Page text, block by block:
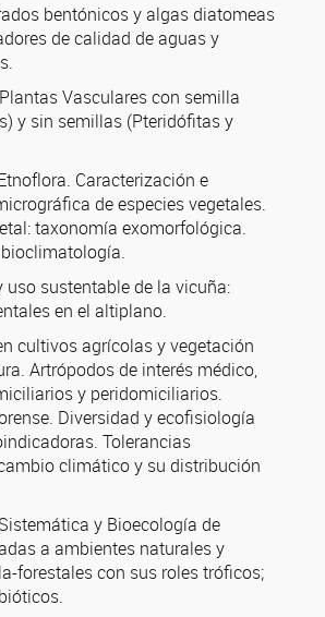
bentónicos y algas diatomeas
de calidad de aguas y
Vasculares con semilla
y sin semillas (Pteridófitas y
Caracterización e
de especies vegetales.
taxonomía exomorfológica.
uso sustentable de la vicuña:
en el altiplano.
cultivos agrícolas y vegetación
Artrópodos de interés médico,
y peridomiciliarios.
Diversidad y ecofisiología
Tolerancias
climático y su distribución
y Bioecología de
a ambientes naturales y
forestales con sus roles tróficos;